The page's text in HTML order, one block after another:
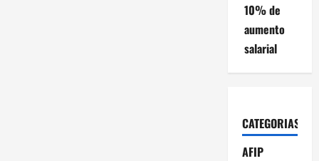
10% de
aumento
salarial
CATEGORIAS
AFIP